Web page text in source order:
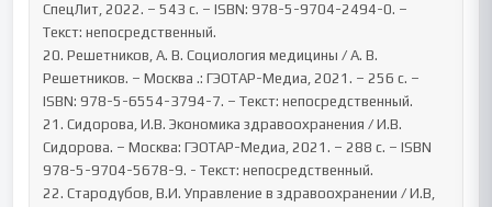
СпецЛит, 2022. – 543 с. – ISBN: 978-5-9704-2494-0. –
Текст: непосредственный.
20. Решетников, А. В. Социология медицины / А. В.
Решетников. – Москва .: ГЭОТАР-Медиа, 2021. – 256 с. –
ISBN: 978-5-6554-3794-7. – Текст: непосредственный.
21. Сидорова, И.В. Экономика здравоохранения / И.В.
Сидорова. – Москва: ГЭОТАР-Медиа, 2021. – 288 с. – ISBN
978-5-9704-5678-9. - Текст: непосредственный.
22. Стародубов, В.И. Управление в здравоохранении / И.В,